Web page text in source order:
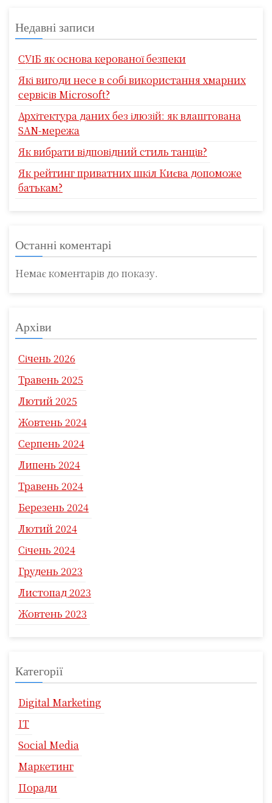
Недавні записи
СУІБ як основа керованої безпеки
Які вигоди несе в собі використання хмарних
сервісів Microsoft?
Архітектура даних без ілюзій: як влаштована
SAN-мережа
Як вибрати відповідний стиль танців?
Як рейтинг приватних шкіл Києва допоможе
батькам?
Останні коментарі
Немає коментарів до показу.
Архіви
Січень 2026
Травень 2025
Лютий 2025
Жовтень 2024
Серпень 2024
Липень 2024
Травень 2024
Березень 2024
Лютий 2024
Січень 2024
Грудень 2023
Листопад 2023
Жовтень 2023
Категорії
Digital Marketing
IT
Social Media
Маркетинг
Поради